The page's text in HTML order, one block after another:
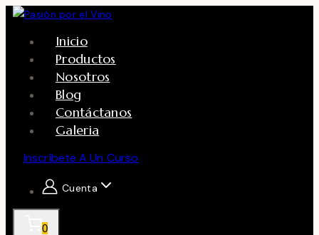
Skip
content
Inicio
Productos
Nosotros
Blog
Contáctanos
Galeria
Inscríbete A Un Curso
Cuenta
0